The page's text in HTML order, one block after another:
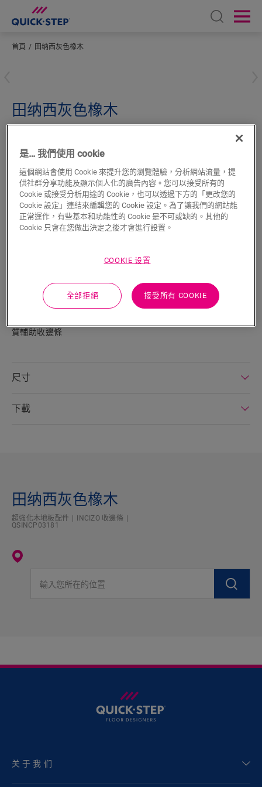
Open
首頁 田纳西灰色橡木
田纳西灰色橡木
搜尋
工具，可為您的地板和樓梯提供完美的收邊，可以扣合兩塊同等
高度的地板、彌合兩塊地板之間的高度差、沿牆壁、窗戶或地毯
進行地板收邊。只需使用附帶的切割刀對Incizo®按需進行切割
質輔助收邊條
尺寸
下載
田纳西灰色橡木
超強化木地板配件
INCIZO 收邊條
QSINCP03181
关于我们
是… 我們使用 cookie
這個網站會使用 Cookie 來提升您的瀏覽體驗，分析網站流量，提
供社群分享功能及顯示個人化的廣告內容。您可以接受所有的
Cookie 或接受分析用途的 Cookie，也可以透過下方的「更改您的
Cookie 設定」連結來編輯您的 Cookie 設定。為了讓我們的網站能
正常運作，有些基本和功能性的 Cookie 是不可或缺的。其他的
Cookie 只會在您做出決定之後才會進行設置。
COOKIE 设置
全部拒絕 接受所有 COOKIE